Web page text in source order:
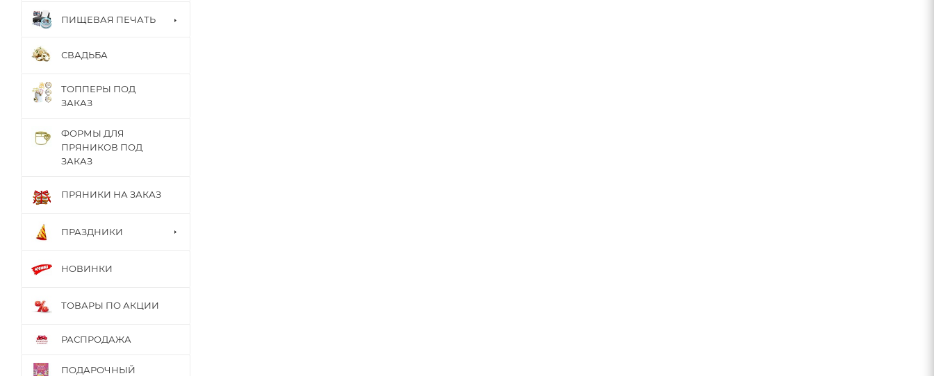
ПИЩЕВАЯ ПЕЧАТЬ
СВАДЬБА
ТОППЕРЫ ПОД
ЗАКАЗ
ФОРМЫ ДЛЯ
ПРЯНИКОВ ПОД
ЗАКАЗ
ПРЯНИКИ НА ЗАКАЗ
ПРАЗДНИКИ
НОВИНКИ
ТОВАРЫ ПО АКЦИИ
РАСПРОДАЖА
ПОДАРОЧНЫЙ